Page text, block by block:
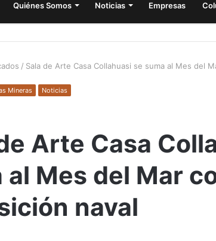
Quiénes Somos Noticias Empresas
/ Sala de Arte Casa Collahuasi se suma al Mes del
Mineras Noticias
Arte Casa
al Mes del Mar
naval